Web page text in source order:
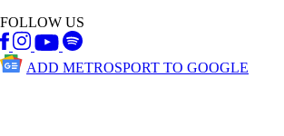
FOLLOW US
ADD METROSPORT TO GOOGLE